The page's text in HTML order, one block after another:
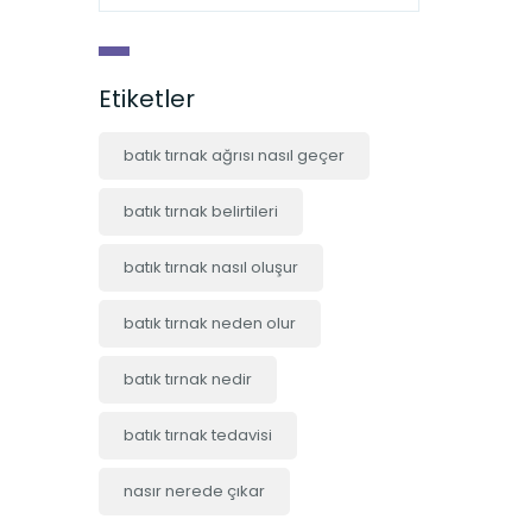
Etiketler
batık tırnak ağrısı nasıl geçer
batık tırnak belirtileri
batık tırnak nasıl oluşur
batık tırnak neden olur
batık tırnak nedir
batık tırnak tedavisi
nasır nerede çıkar